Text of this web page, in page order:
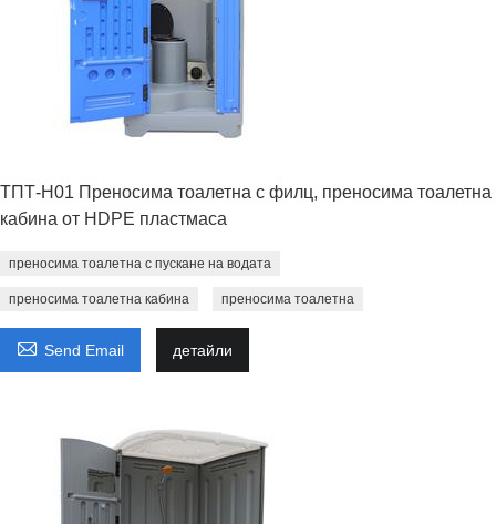
ТПТ-H01 Преносима тоалетна с филц, преносима тоалетна
кабина от HDPE пластмаса
преносима тоалетна с пускане на водата
преносима тоалетна кабина преносима тоалетна
 Send Email детайли